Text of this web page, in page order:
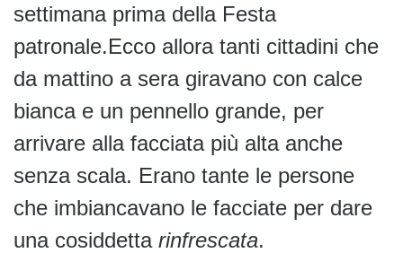
settimana prima della Festa
patronale.Ecco allora tanti cittadini che
da mattino a sera giravano con calce
bianca e un pennello grande, per
arrivare alla facciata più alta anche
senza scala. Erano tante le persone
che imbiancavano le facciate per dare
una cosiddetta rinfrescata.